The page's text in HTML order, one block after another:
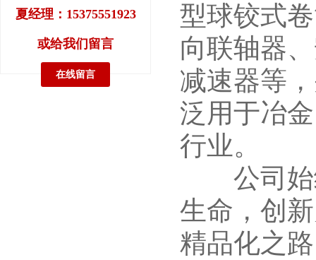
夏经理：15375551923
或给我们留言
在线留言
型球铰式
向联轴器
减速器等
泛用于冶
行业。
公司始
生命，创
精品化之